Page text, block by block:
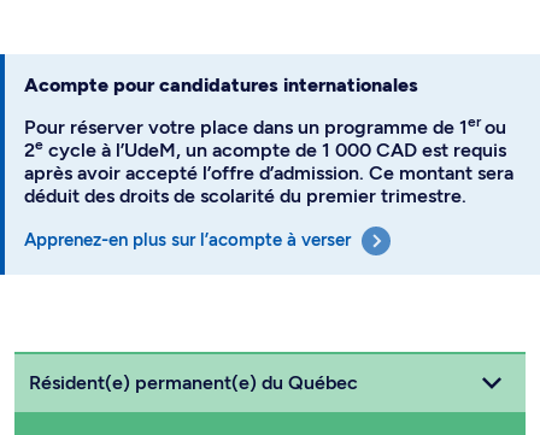
Acompte pour candidatures internationales
Pour réserver votre place dans un programme de 1erou
2e cycle à l’UdeM, un acompte de 1 000 CAD est requis
après avoir accepté l’offre d’admission. Ce montant sera
déduit des droits de scolarité du premier trimestre.
Apprenez-en plus sur l’acompte à verser
Choisissez votre statut
Résident(e) permanent(e) du Québec